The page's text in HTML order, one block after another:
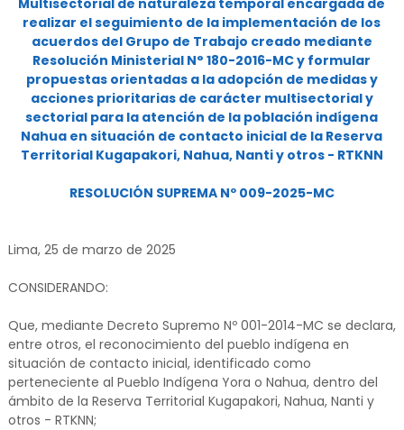
realizar el seguimiento de la implementación de los
acuerdos del Grupo de Trabajo creado mediante
Resolución Ministerial N° 180-2016-MC y formular
propuestas orientadas a la adopción de medidas y
acciones prioritarias de carácter multisectorial y
sectorial para la atención de la población indígena
Nahua en situación de contacto inicial de la Reserva
Territorial Kugapakori, Nahua, Nanti y otros - RTKNN
RESOLUCIÓN SUPREMA Nº 009-2025-MC
Lima, 25 de marzo de 2025
CONSIDERANDO:
Que, mediante Decreto Supremo Nº 001-2014-MC se declara,
entre otros, el reconocimiento del pueblo indígena en
situación de contacto inicial, identificado como
perteneciente al Pueblo Indígena Yora o Nahua, dentro del
ámbito de la Reserva Territorial Kugapakori, Nahua, Nanti y
otros - RTKNN;